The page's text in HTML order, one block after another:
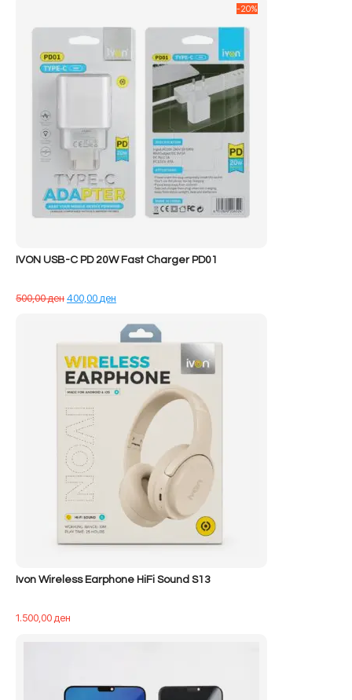
68.890,00 ден.
IVON USB-C PD 20W Fast Charger PD01
500,00денÇmimi
400,00ден
tanishëm
është:
-20%
Ivon Wireless Earphone HiFi Sound S13
1.500,00ден